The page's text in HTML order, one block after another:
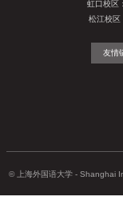
虹口校区
松江校区
友情
© 上海外国语大学 - Shanghai